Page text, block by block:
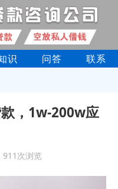
识 问答 联系
，1w-200w应
次浏览